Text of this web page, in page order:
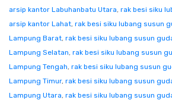
arsip kantor Labuhanbatu Utara, rak besi siku
arsip kantor Lahat, rak besi siku lubang susun
Lampung Barat, rak besi siku lubang susun
Lampung Selatan, rak besi siku lubang susun
Lampung Tengah, rak besi siku lubang susun
Lampung Timur, rak besi siku lubang susun
Lampung Utara, rak besi siku lubang susun